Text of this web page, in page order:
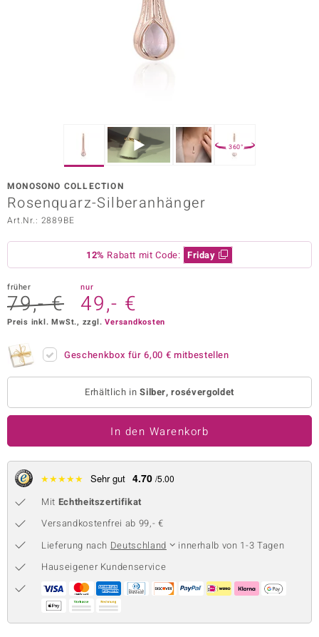
Vogue
Collection
360°
MONOSONO COLLECTION
Rosenquarz-Silberanhänger
Art.Nr.: 2889BE
12% Rabatt mit Code: Friday
früher
79,- €
nur
49,- €
Preis inkl. MwSt., zzgl.Versandkosten
Geschenkbox für6,00 € mitbestellen
Erhältlich inSilber, rosévergoldet
In den Warenkorb
★★★★★ Sehr gut 4.70 /5.00
Mit Echtheitszertifikat
Versandkostenfrei ab 99,- €
Lieferung nach Deutschland
innerhalb von 1-3 Tagen
Hauseigener Kundenservice